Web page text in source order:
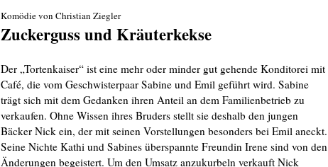
Komödie von Christian Ziegler
Zuckerguss und Kräuterkekse
Der „Tortenkaiser“ ist eine mehr oder minder gut gehende Konditorei mit
Café, die vom Geschwisterpaar Sabine und Emil geführt wird. Sabine
trägt sich mit dem Gedanken ihren Anteil an dem Familienbetrieb zu
verkaufen. Ohne Wissen ihres Bruders stellt sie deshalb den jungen
Bäcker Nick ein, der mit seinen Vorstellungen besonders bei Emil aneckt.
Seine Nichte Kathi und Sabines überspannte Freundin Irene sind von den
Änderungen begeistert. Um den Umsatz anzukurbeln verkauft Nick